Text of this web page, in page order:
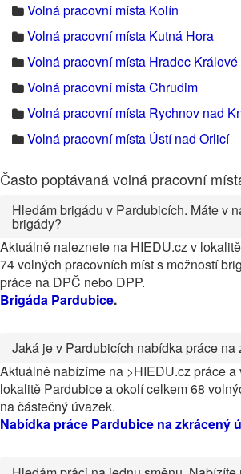
Volná pracovní místa Kolín
Volná pracovní místa Kutná Hora
Volná pracovní místa Hradec Králové
Volná pracovní místa Chrudim
Volná pracovní místa Rychnov nad
Volná pracovní místa Ústí nad Orlicí
Často poptávaná volná pracovní
Hledám brigádu v Pardubicích. Máte v
brigády?
Aktuálně naleznete na HIEDU.cz v
74 volných pracovních míst s možností
práce na DPČ nebo DPP.
Brigáda Pardubice.
Jaká je v Pardubicích nabídka práce na
Aktuálně nabízíme na >HIEDU.cz práce a
lokalitě Pardubice a okolí celkem 68
na částečný úvazek.
Nabídka práce Pardubice na zkrácený